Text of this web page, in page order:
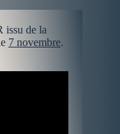
issu de la
7 novembre.